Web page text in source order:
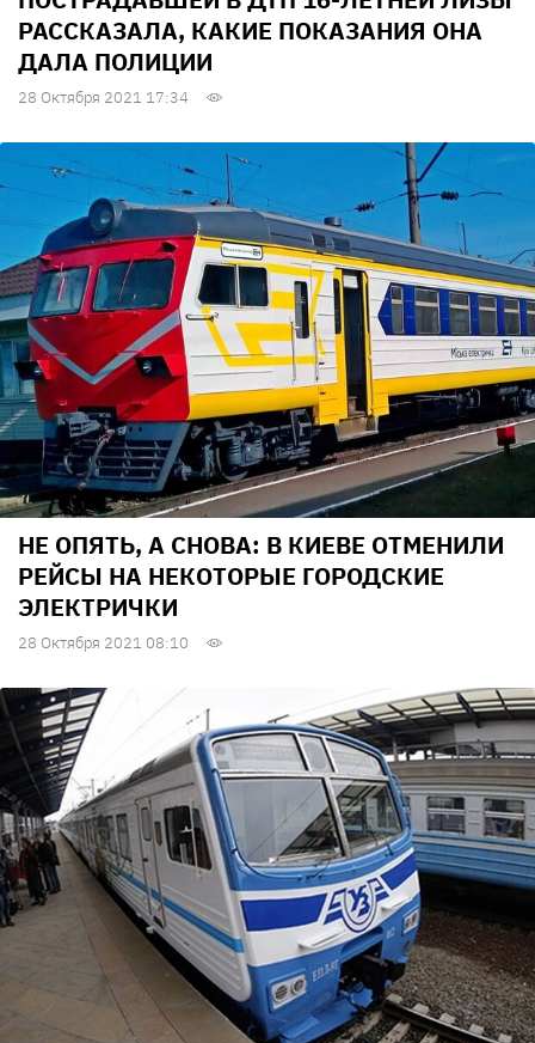
РАССКАЗАЛА, КАКИЕ ПОКАЗАНИЯ ОНА
ДАЛА ПОЛИЦИИ
28 Октября 2021 17:34
НЕ ОПЯТЬ, А СНОВА: В КИЕВЕ ОТМЕНИЛИ
РЕЙСЫ НА НЕКОТОРЫЕ ГОРОДСКИЕ
ЭЛЕКТРИЧКИ
28 Октября 2021 08:10